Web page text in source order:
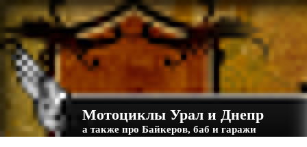
Мотоциклы Урал и Днепр
а также про Байкеров, баб и гаражи